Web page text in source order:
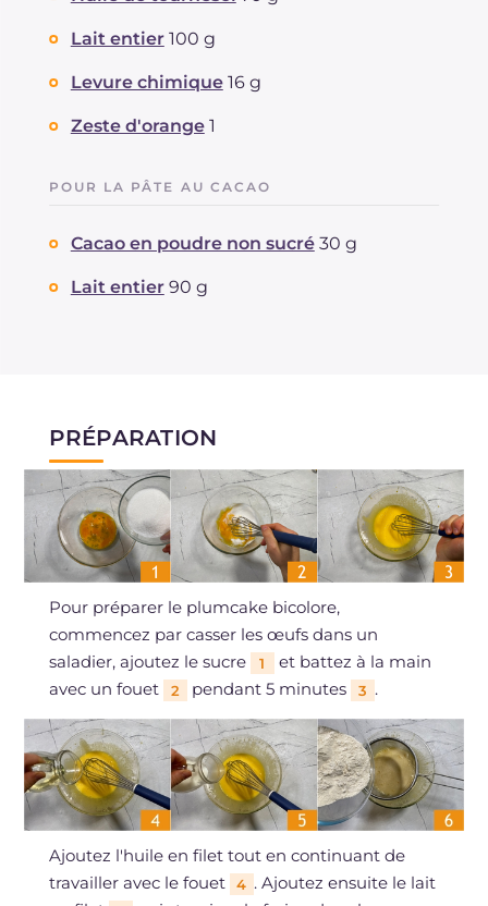
Lait entier 100 g
Levure chimique 16 g
Zeste d'orange 1
POUR LA PÂTE AU CACAO
Cacao en poudre non sucré 30 g
Lait entier 90 g
PRÉPARATION
Pour préparer le plumcake bicolore,
commencez par casser les œufs dans un
saladier, ajoutez le sucre
1
et battez à la main
avec un fouet
2 pendant 5 minutes 3 .
Ajoutez l'huile en filet tout en continuant de
travailler avec le fouet
4 . Ajoutez ensuite le lait